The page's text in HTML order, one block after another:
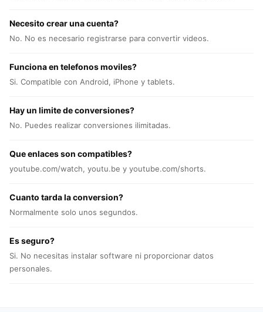
Necesito crear una cuenta?
No. No es necesario registrarse para convertir videos.
Funciona en telefonos moviles?
Si. Compatible con Android, iPhone y tablets.
Hay un limite de conversiones?
No. Puedes realizar conversiones ilimitadas.
Que enlaces son compatibles?
youtube.com/watch, youtu.be y youtube.com/shorts.
Cuanto tarda la conversion?
Normalmente solo unos segundos.
Es seguro?
Si. No necesitas instalar software ni proporcionar datos
personales.